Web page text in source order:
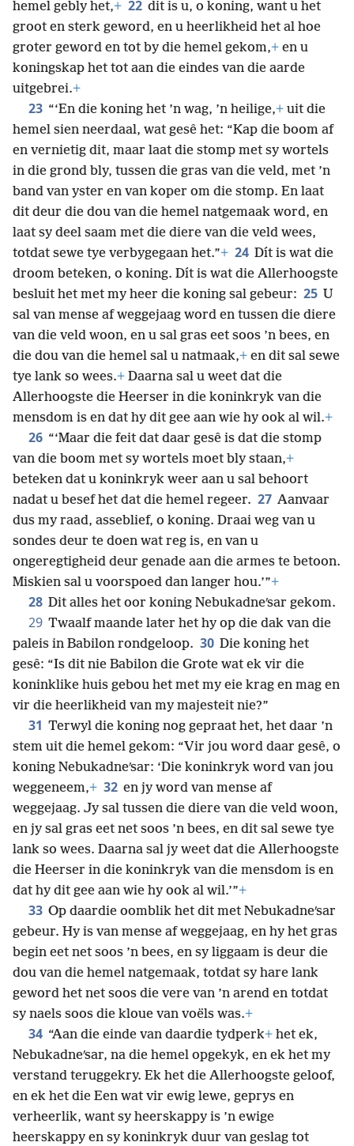
hemel gebly het,+ 22 dit is u, o koning, want u het
groot en sterk geword, en u heerlikheid het al hoe
groter geword en tot by die hemel gekom,+ en u
koningskap het tot aan die eindes van die aarde
uitgebrei.+
23 “‘En die koning het ’n wag, ’n heilige,+ uit die
hemel sien neerdaal, wat gesê het: “Kap die boom af
en vernietig dit, maar laat die stomp met sy wortels
in die grond bly, tussen die gras van die veld, met ’n
band van yster en van koper om die stomp. En laat
dit deur die dou van die hemel natgemaak word, en
laat sy deel saam met die diere van die veld wees,
totdat sewe tye verbygegaan het.”+ 24 Dít is wat die
droom beteken, o koning. Dít is wat die Allerhoogste
besluit het met my heer die koning sal gebeur: 25 U
sal van mense af weggejaag word en tussen die diere
van die veld woon, en u sal gras eet soos ’n bees, en
die dou van die hemel sal u natmaak,+ en dit sal sewe
tye lank so wees.+ Daarna sal u weet dat die
Allerhoogste die Heerser in die koninkryk van die
mensdom is en dat hy dit gee aan wie hy ook al wil.+
26 “‘Maar die feit dat daar gesê is dat die stomp
van die boom met sy wortels moet bly staan,+
beteken dat u koninkryk weer aan u sal behoort
nadat u besef het dat die hemel regeer. 27 Aanvaar
dus my raad, asseblief, o koning. Draai weg van u
sondes deur te doen wat reg is, en van u
ongeregtigheid deur genade aan die armes te betoon.
Miskien sal u voorspoed dan langer hou.’”+
28 Dit alles het oor koning Nebukadneʹsar gekom.
29 Twaalf maande later het hy op die dak van die
paleis in Babilon rondgeloop. 30 Die koning het
gesê: “Is dit nie Babilon die Grote wat ek vir die
koninklike huis gebou het met my eie krag en mag en
vir die heerlikheid van my majesteit nie?”
31 Terwyl die koning nog gepraat het, het daar ’n
stem uit die hemel gekom: “Vir jou word daar gesê, o
koning Nebukadneʹsar: ‘Die koninkryk word van jou
weggeneem,+ 32 en jy word van mense af
weggejaag. Jy sal tussen die diere van die veld woon,
en jy sal gras eet net soos ’n bees, en dit sal sewe tye
lank so wees. Daarna sal jy weet dat die Allerhoogste
die Heerser in die koninkryk van die mensdom is en
dat hy dit gee aan wie hy ook al wil.’”+
33 Op daardie oomblik het dit met Nebukadneʹsar
gebeur. Hy is van mense af weggejaag, en hy het gras
begin eet net soos ’n bees, en sy liggaam is deur die
dou van die hemel natgemaak, totdat sy hare lank
geword het net soos die vere van ’n arend en totdat
sy naels soos die kloue van voëls was.+
34 “Aan die einde van daardie tydperk+ het ek,
Nebukadneʹsar, na die hemel opgekyk, en ek het my
verstand teruggekry. Ek het die Allerhoogste geloof,
en ek het die Een wat vir ewig lewe, geprys en
verheerlik, want sy heerskappy is ’n ewige
heerskappy en sy koninkryk duur van geslag tot